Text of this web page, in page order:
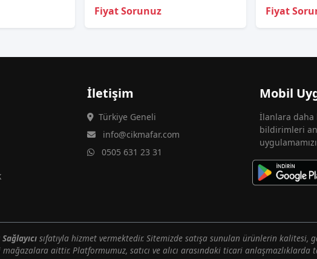
Fiyat Sorunuz Fiyat
İletişim
Türkiye Geneli
info@cikmafar.com
0505 631 23 31
Mobil
İlanlara daha
bildirimleri
sıfatıyla hizmet vermektedir. Sitemizde satışa sunulan ürünlerin kalitesi,
aittir. Platformumuz, satıcı ve alıcı arasındaki ticari anlaşmazlıklarda